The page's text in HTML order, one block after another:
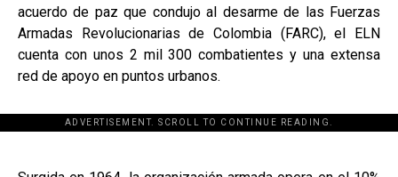
acuerdo de paz que condujo al desarme de las Fuerzas
Armadas Revolucionarias de Colombia (FARC), el ELN
cuenta con unos 2 mil 300 combatientes y una extensa
red de apoyo en puntos urbanos.
ADVERTISEMENT. SCROLL TO CONTINUE READING.
[adsforwp id="243463"]